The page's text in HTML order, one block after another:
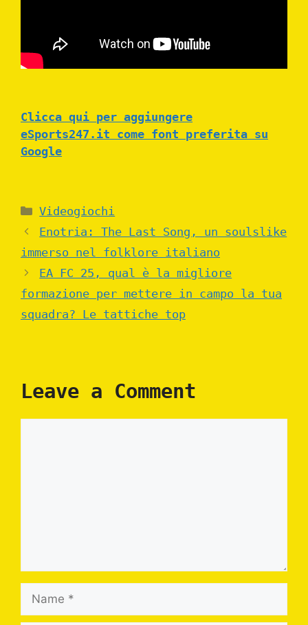
Clicca qui per aggiungere
eSports247.it come font preferita su
Google
Categories
Videogiochi
Enotria: The Last Song, un soulslike
immerso nel folklore italiano
EA FC 25, qual è la migliore
formazione per mettere in campo la tua
squadra? Le tattiche top
Leave a Comment